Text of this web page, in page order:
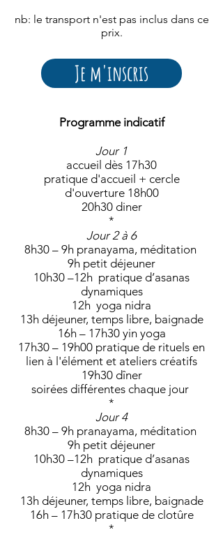
nb: le transport n'est pas inclus dans ce
prix.
Je m'inscris
Programme indicatif
Jour 1
accueil dès 17h30
pratique d'accueil + cercle
d'ouverture 18h00
20h30 diner
*
Jour 2 à 6
8h30 – 9h pranayama, méditation
9h petit déjeuner
10h30 –12h pratique d’asanas
dynamiques
12h yoga nidra
13h déjeuner, temps libre, baignade
16h – 17h30 yin yoga
17h30 – 19h00 pratique de rituels en
lien à l'élément et ateliers créatifs
19h30 dîner
soirées différentes chaque jour
*
Jour 4
8h30 – 9h pranayama, méditation
9h petit déjeuner
10h30 –12h pratique d’asanas
dynamiques
12h yoga nidra
13h déjeuner, temps libre, baignade
16h – 17h30 pratique de clotûre
*